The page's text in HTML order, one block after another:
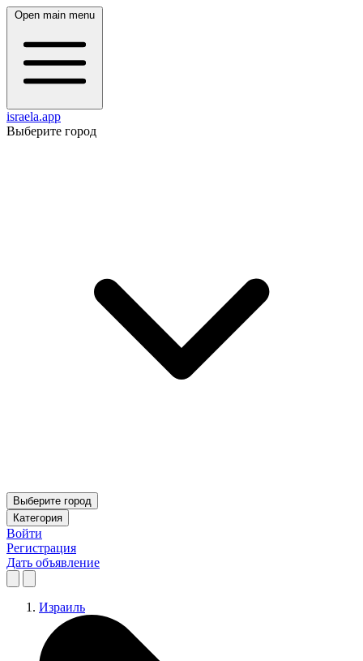
Open main menu
israela.app
Выберите город
Выберите город
Категория
Войти
Регистрация
Дать объявление
Израиль